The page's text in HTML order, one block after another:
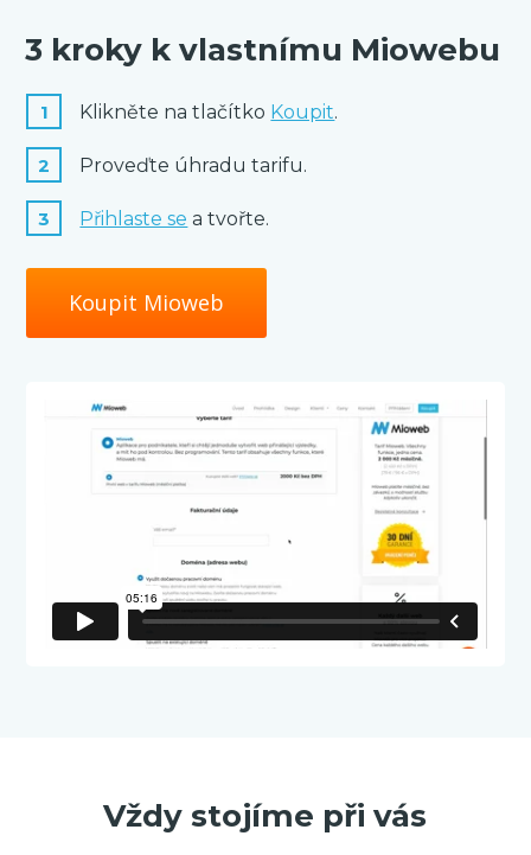
3 kroky k vlastnímu Miowebu
1 Klikněte na tlačítko Koupit.
2 Proveďte úhradu tarifu.
3 Přihlaste se a tvořte.
Koupit Mioweb
Vždy stojíme při vás